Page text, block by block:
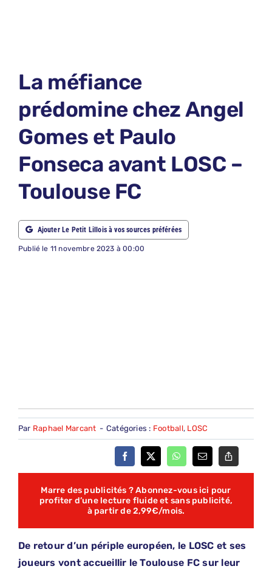
NOUS
La méfiance
prédomine chez Angel
Gomes et Paulo
Fonseca avant LOSC –
Toulouse FC
Ajouter Le Petit Lillois à vos sources préférées
Publié le 11 novembre 2023 à 00:00
Par Raphael Marcant - Catégories : Football, LOSC
Marre des publicités ? Abonnez-vous ici pour
profiter d’une lecture fluide et sans publicité,
à partir de 2,99€/mois.
De retour d’un périple européen, le LOSC et ses
joueurs vont accueillir le Toulouse FC sur leur